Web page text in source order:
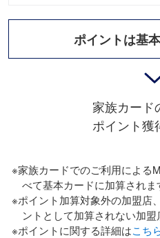
ポイントは基
家族カード
ポイント獲
※家族カードでのご利⽤による
べて基本カードに加算されま
※ポイント加算対象外の加盟店
ントとして加算されない加盟
※ポイントに関する詳細はこち